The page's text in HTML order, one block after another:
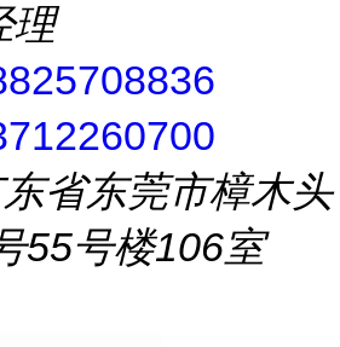
理
省东莞市樟木头
55号楼106室